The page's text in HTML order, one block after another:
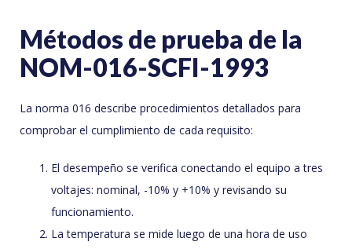
Métodos de prueba de la
NOM-016-SCFI-1993
La norma 016 describe procedimientos detallados para
comprobar el cumplimiento de cada requisito:
El desempeño se verifica conectando el equipo a tres
voltajes: nominal, -10% y +10% y revisando su
funcionamiento.
La temperatura se mide luego de una hora de uso